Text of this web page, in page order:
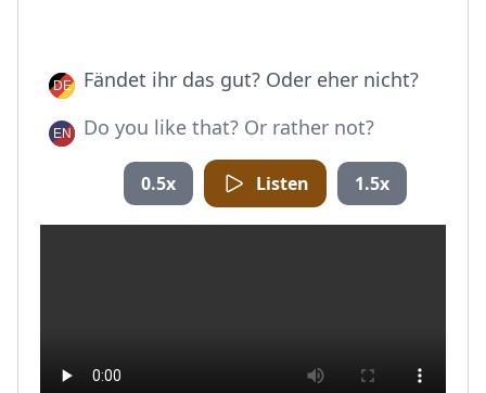
Fändet ihr das gut? Oder eher nicht?
Do you like that? Or rather not?
0.5x Listen 1.5x